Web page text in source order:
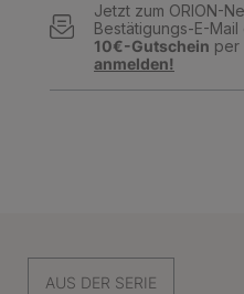
Jetzt zum ORION-
Bestätigungs-E-
10€-Gutschein per
anmelden!
AUS DER SERIE